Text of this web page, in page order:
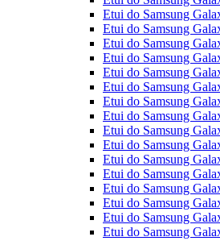
Etui do Samsung
Etui do Samsung
Etui do Samsung
Etui do Samsung
Etui do Samsung
Etui do Samsung
Etui do Samsung
Etui do Samsung
Etui do Samsung
Etui do Samsung
Etui do Samsung
Etui do Samsung
Etui do Samsung
Etui do Samsung
Etui do Samsung
Etui do Samsung